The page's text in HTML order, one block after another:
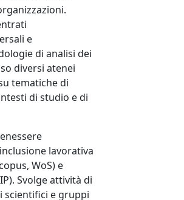
e
di analisi dei
diversi atenei
tematiche di
di studio e di
lavorativa
WoS) e
Svolge attività di
scientifici e gruppi